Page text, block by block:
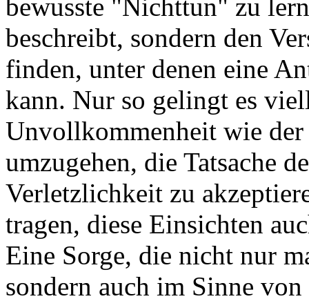
bewusste "Nichttun" zu
beschreibt, sondern den
finden, unter denen eine
kann. Nur so gelingt es
Unvollkommenheit wie
umzugehen, die Tatsache
Verletzlichkeit zu
tragen, diese Einsichten
Eine Sorge, die nicht nur
sondern auch im Sinne